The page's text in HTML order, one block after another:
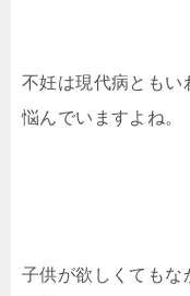
不妊は現代病ともい
悩んでいますよね。
子供が欲しくてもな